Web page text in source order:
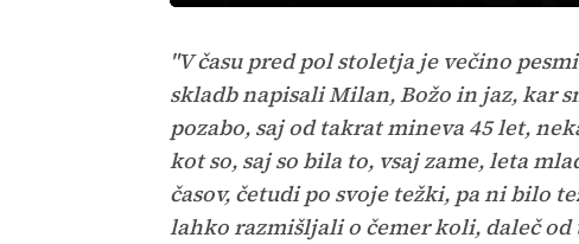
"V času pred pol stoletja je večino
skladb napisali Milan, Božo in jaz, kar
pozabo, saj od takrat mineva 45 let,
kot so, saj so bila to, vsaj zame, leta
časov, četudi po svoje težki, pa ni bilo
lahko razmišljali o čemer koli, daleč od